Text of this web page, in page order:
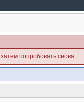
попробовать снова.